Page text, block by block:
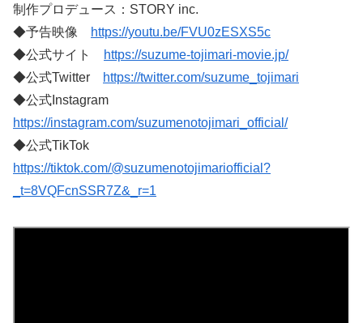
制作プロデュース：STORY inc.
◆予告映像
https://youtu.be/FVU0zESXS5c
◆公式サイト
https://suzume-tojimari-movie.jp/
◆公式Twitter
https://twitter.com/suzume_tojimari
◆公式Instagram
https://instagram.com/suzumenotojimari_official/
◆公式TikTok
https://tiktok.com/@suzumenotojimariofficial?
_t=8VQFcnSSR7Z&_r=1